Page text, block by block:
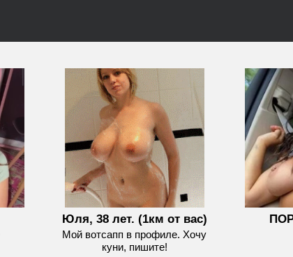
Юля, 38 лет. (1км от вас)
Мой вотсапп в профиле. Хочу
куни, пишите!